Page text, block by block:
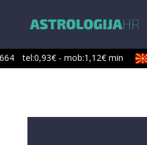
tel:0,93€ - mob:1,12€ min